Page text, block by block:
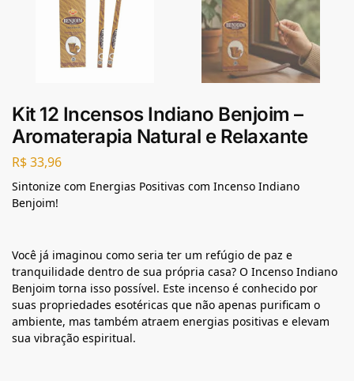
Kit 12 Incensos Indiano Benjoim –
Aromaterapia Natural e Relaxante
R$33,96
Sintonize com Energias Positivas com Incenso Indiano
Benjoim!
Você já imaginou como seria ter um refúgio de paz e
tranquilidade dentro de sua própria casa? O Incenso Indiano
Benjoim torna isso possível. Este incenso é conhecido por
suas propriedades esotéricas que não apenas purificam o
ambiente, mas também atraem energias positivas e elevam
sua vibração espiritual.